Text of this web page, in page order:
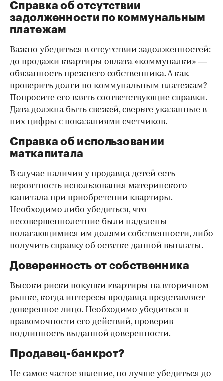
Справка об отсутствии
задолженности по коммунальным
платежам
Важно убедиться в отсутствии задолженностей:
до продажи квартиры оплата «коммуналки» —
обязанность прежнего собственника. А как
проверить долги по коммунальным платежам?
Попросите его взять соответствующие справки.
Дата должна быть свежей, сверьте указанные в
них цифры с показаниями счетчиков.
Справка об использовании
маткапитала
В случае наличия у продавца детей есть
вероятность использования материнского
капитала при приобретении квартиры.
Необходимо либо убедиться, что
несовершеннолетние были наделены
полагающимися им долями собственности, либо
получить справку об остатке данной выплаты.
Доверенность от собственника
Высоки риски покупки квартиры на вторичном
рынке, когда интересы продавца представляет
доверенное лицо. Необходимо убедиться в
правомочности его действий, проверив
подлинность выданной доверенности.
Продавец-банкрот?
Не самое частое явление, но лучше убедиться до